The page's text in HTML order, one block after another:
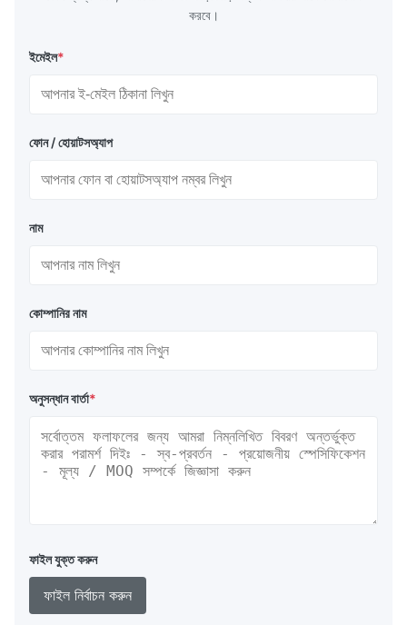
করবে।
ইমেইল*
ফোন / হোয়াটসঅ্যাপ
নাম
কোম্পানির নাম
অনুসন্ধান বার্তা*
ফাইল যুক্ত করুন
ফাইল নির্বাচন করুন